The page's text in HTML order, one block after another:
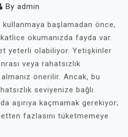
By admin
kullanmaya başlamadan önce,
okumanızda fayda var.
yeterli olabiliyor. Yetişkinler
veya rahatsızlık
önerilir. Ancak, bu
seviyenize bağlı.
aşırıya kaçmamak gerekiyor;
fazlasını tüketmemeye